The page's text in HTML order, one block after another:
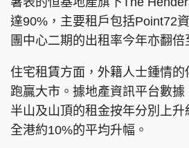
達90%，主要租戶包括Point72
團中心二期的出租率今年亦翻倍
住宅租賃方面，外籍人士鍾情
跑贏大市。據地產資訊平台數
半山及山頂的租金按年分別上
全港約10%的平均升幅。